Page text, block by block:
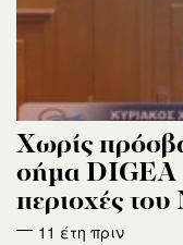
Χωρίς
σήμα DIGEA
περιοχές
11 έτη πριν